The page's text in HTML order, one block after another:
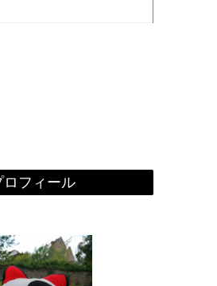
ロフィール